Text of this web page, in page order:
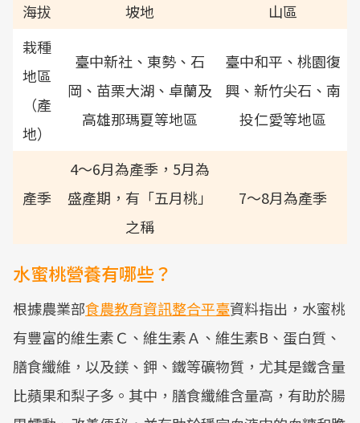
海拔
坡地
山區
栽種
地區
（產
地）
臺中新社、東勢、石
岡、苗栗大湖、卓蘭及
高雄那瑪夏等地區
臺中和平、桃園復
興、新竹尖石、南
投仁愛等地區
產季
4～6月為產季，5月為
盛產期，有「五月桃」
之稱
7～8月為產季
水蜜桃營養有哪些？
根據農業部食農教育資訊整合平臺資料指出，水蜜桃
有豐富的維生素Ｃ、維生素Ａ、維生素B、蛋白質、
膳食纖維，以及鎂、鉀、鐵等礦物質，尤其是鐵含量
比蘋果和梨子多。其中，膳食纖維含量高，有助於腸